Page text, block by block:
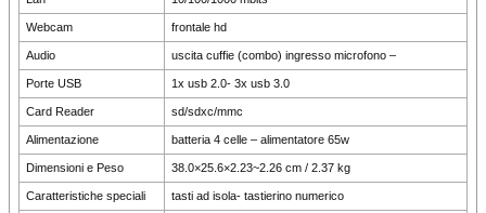
Webcam frontale hd
Audio uscita cuffie (combo) ingresso microfono –
Porte USB 1x usb 2.0- 3x usb 3.0
Card Reader sd/sdxc/mmc
Alimentazione batteria 4 celle – alimentatore 65w
Dimensioni e Peso 38.0×25.6×2.23~2.26 cm / 2.37 kg
Caratteristiche speciali tasti ad isola- tastierino numerico